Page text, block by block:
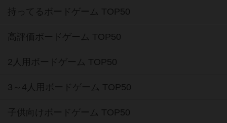
持ってるボードゲーム TOP50
高評価ボードゲーム TOP50
2人用ボードゲーム TOP50
3～4人用ボードゲーム TOP50
子供向けボードゲーム TOP50